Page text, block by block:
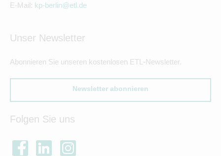
E-Mail: kp-berlin@etl.de
Unser Newsletter
Abonnieren Sie unseren kostenlosen ETL-Newsletter.
Newsletter abonnieren
Folgen Sie uns